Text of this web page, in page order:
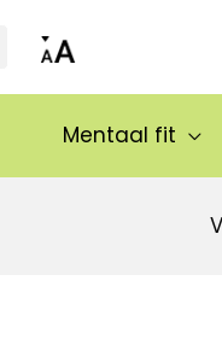
Mentaal fit